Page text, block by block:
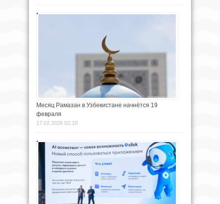
Месяц Рамазан в Узбекистане начнётся 19
февраля
17.02.2026 02:10